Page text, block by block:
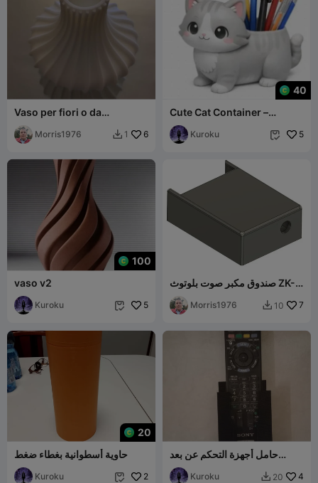
Vaso per fiori o da
Morris1976  1 6
40
Cute Cat Container –
Portaoggetti Decorativo
Stampabile in 3
Kuroku  5
100
vaso v2
Kuroku  5
صندوق مكبر صوت بلوتوث ZK-
Morris1976  10 7
20
حاوية أسطوانية بغطاء ضغط
Kuroku  2
حامل أجهزة التحكم عن بعد
الجداري
Kuroku  20 4